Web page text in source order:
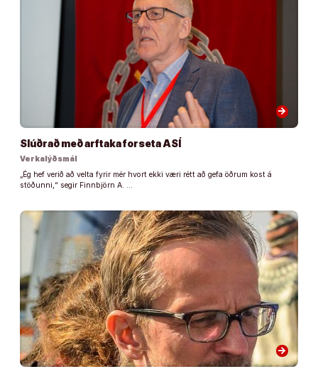
arrow_forward
Slúðrað með arftaka forseta ASÍ
Verkalýðsmál
„Ég hef verið að velta fyrir mér hvort ekki væri rétt að gefa öðrum kost á
stöðunni,“ segir Finnbjörn A. …
arrow_forward